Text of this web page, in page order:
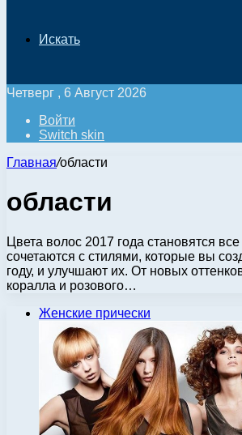
Искать
Четверг , 6 Август 2026
Войти
Switch skin
Главная/области
области
Цвета волос 2017 года становятся
сочетаются с стилями, которые вы
году, и улучшают их. От новых
коралла и розового…
Женские прически